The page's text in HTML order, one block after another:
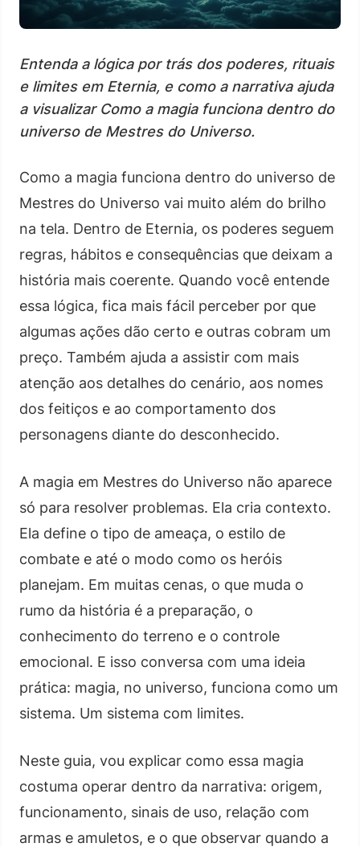
Entenda a lógica por trás dos poderes, rituais
e limites em Eternia, e como a narrativa ajuda
a visualizar Como a magia funciona dentro do
universo de Mestres do Universo.
Como a magia funciona dentro do universo de
Mestres do Universo vai muito além do brilho
na tela. Dentro de Eternia, os poderes seguem
regras, hábitos e consequências que deixam a
história mais coerente. Quando você entende
essa lógica, fica mais fácil perceber por que
algumas ações dão certo e outras cobram um
preço. Também ajuda a assistir com mais
atenção aos detalhes do cenário, aos nomes
dos feitiços e ao comportamento dos
personagens diante do desconhecido.
A magia em Mestres do Universo não aparece
só para resolver problemas. Ela cria contexto.
Ela define o tipo de ameaça, o estilo de
combate e até o modo como os heróis
planejam. Em muitas cenas, o que muda o
rumo da história é a preparação, o
conhecimento do terreno e o controle
emocional. E isso conversa com uma ideia
prática: magia, no universo, funciona como um
sistema. Um sistema com limites.
Neste guia, vou explicar como essa magia
costuma operar dentro da narrativa: origem,
funcionamento, sinais de uso, relação com
armas e amuletos, e o que observar quando a